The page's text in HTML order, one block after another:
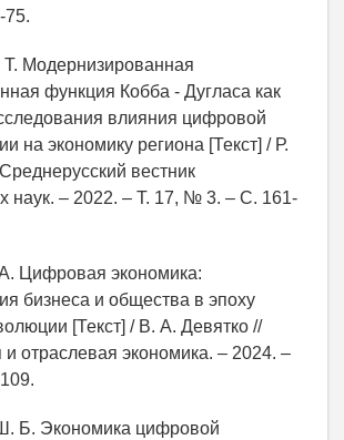
Т. Модернизированная
функция Кобба - Дугласа как
влияния цифровой
на экономику региона [Текст] / Р.
вестник
наук. – 2022. – Т. 17, № 3. – С. 161-
Цифровая экономика:
бизнеса и общества в эпоху
[Текст] / В. А. Девятко //
и отраслевая экономика. – 2024. –
Б. Экономика цифровой